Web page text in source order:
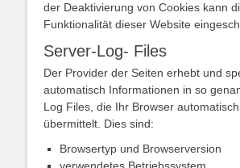
der Deaktivierung von Cookies kann
Funktionalität dieser Website
Server-Log- Files
Der Provider der Seiten erhebt und
automatisch Informationen in so
Log Files, die Ihr Browser
übermittelt. Dies sind:
Browsertyp und Browserversion